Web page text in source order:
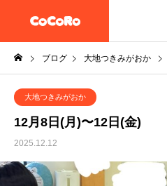
ブログ 大地つきみがおか
大地つきみがおか
12月8日(月)〜12日(金)
2025.12.12